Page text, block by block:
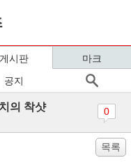
게시판
마크
공지
의 착샷 0
목록